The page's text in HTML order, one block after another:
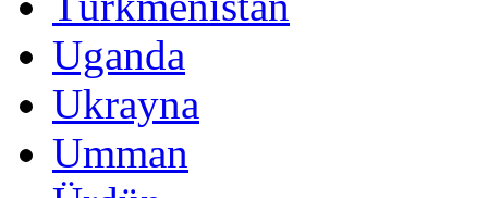
Uganda
Ukrayna
Umman